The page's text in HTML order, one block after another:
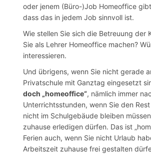
oder jenem (Büro-)Job Homeoffice
dass das in jedem Job sinnvoll ist.
Wie stellen Sie sich die Betreuung der
Sie als Lehrer Homeoffice machen?
interessieren.
Und übrigens, wenn Sie nicht gerade
Privatschule mit Ganztag eingesetzt
doch „homeoffice“, nämlich immer
Unterrichtsstunden, wenn Sie den
nicht im Schulgebäude bleiben
zuhause erledigen dürfen. Das ist
Ferien auch, wenn Sie nicht Urlaub
Arbeitszeit zuhause frei gestalten